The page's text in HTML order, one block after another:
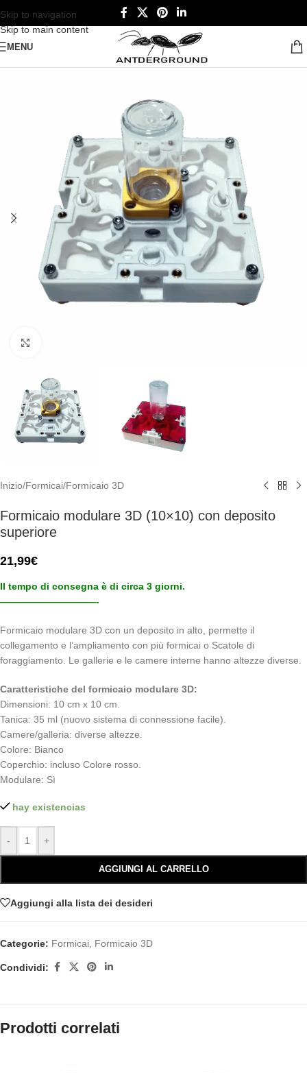
Skip to navigation
Skip to main content
MENU
Inizio/Formicai/Formicaio 3D
Formicaio modulare 3D (10×10) con deposito
superiore
21,99€
Il tempo di consegna è di circa 3 giorni.
——————————-
Formicaio modulare 3D con un deposito in alto, permette il
collegamento e l’ampliamento con più formicai o Scatole di
foraggiamento. Le gallerie e le camere interne hanno altezze diverse.
Caratteristiche del formicaio modulare 3D:
Dimensioni: 10 cm x 10 cm.
Tanica: 35 ml (nuovo sistema di connessione facile).
Camere/galleria: diverse altezze.
Colore: Bianco
Coperchio: incluso Colore rosso.
Modulare: Sì
hay existencias
- +
AGGIUNGI AL CARRELLO
Aggiungi alla lista dei desideri
Categorie: Formicai, Formicaio 3D
Condividi:
Prodotti correlati